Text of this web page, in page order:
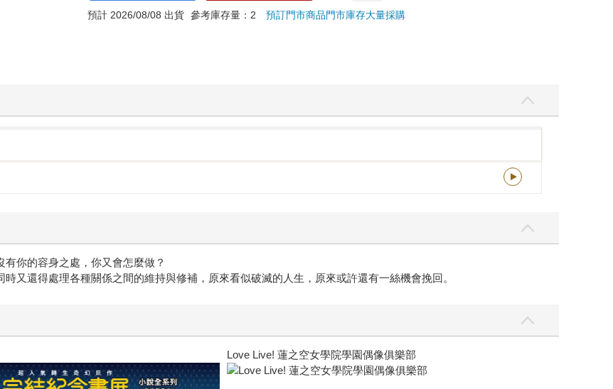
預計 2026/08/08 出貨 參考庫存量：2預訂門市商品門市庫存大量採購
你的容身之處，你又會怎麼做？
又還得處理各種關係之間的維持與修補，原來看似破滅的人生，原來或許還有一絲機會挽回。
老闆不是人(1)【首刷限量 一看完就遞辭呈版】